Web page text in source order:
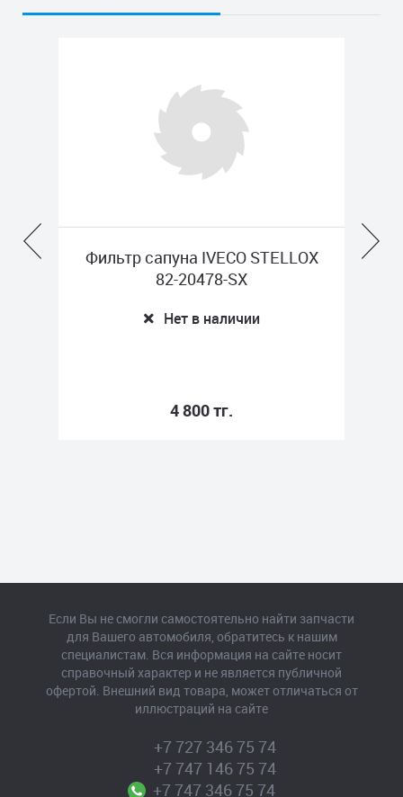
Фильтр сапуна IVECO STELLOX
82-20478-SX
Нет в наличии
4 800 тг.
+7 727 346 75 74
+7 747 146 75 74
+7 747 346 75 74
Если Вы не смогли самостоятельно найти запчасти
для Вашего автомобиля, обратитесь к нашим
специалистам. Вся информация на сайте носит
справочный характер и не является публичной
офертой. Внешний вид товара, может отличаться от
иллюстраций на сайте